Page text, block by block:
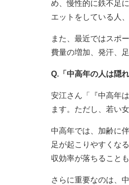
め、慢性的に鉄不足
エットをしている人
また、最近ではスポ
費量の増加、発汗、
Q.「中高年の人は隠
安江さん「『中高年
ます。ただし、若い
中高年では、加齢に
足が起こりやすくな
収効率が落ちること
さらに重要なのは、